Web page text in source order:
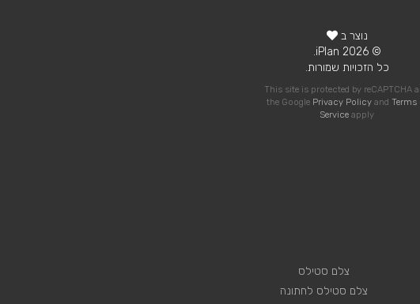
נוצר ב
© 2026 iPlan.
כל הזכויות שמורות.
This site is protected by reCAPTCHA
the Google Privacy Policyand Terms
Service apply
צלם סטילס
צלם סטילס לחתונה